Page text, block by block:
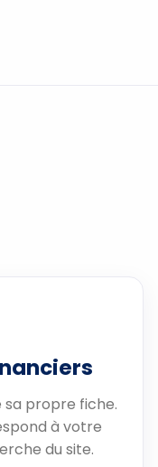
sa propre fiche.
à votre
du site.